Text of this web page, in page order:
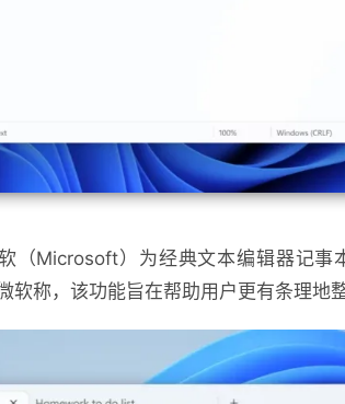
（Microsoft）为经典文本编辑器记事
称，该功能旨在帮助用户更有条理地